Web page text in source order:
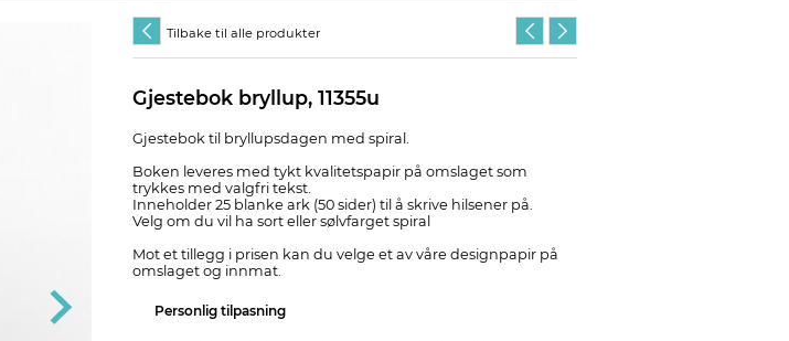
Tilbake til alle produkter
Gjestebok bryllup, 11355u
Gjestebok til bryllupsdagen med spiral.
Boken leveres med tykt kvalitetspapir på omslaget som
trykkes med valgfri tekst.
Inneholder 25 blanke ark (50 sider) til å skrive hilsener på.
Velg om du vil ha sort eller sølvfarget spiral
Mot et tillegg i prisen kan du velge et av våre designpapir på
omslaget og innmat.
Personlig tilpasning